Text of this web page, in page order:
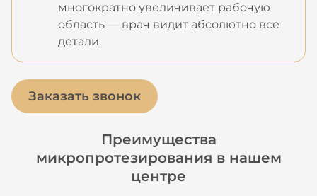
многократно увеличивает рабочую
область — врач видит абсолютно все
детали.
Заказать звонок
Преимущества
микропротезирования в нашем
центре